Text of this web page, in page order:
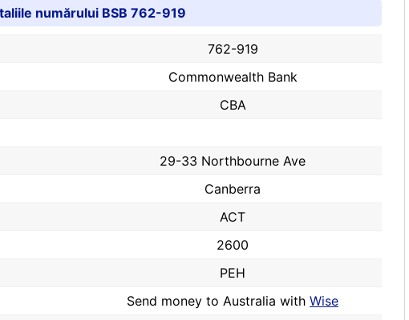
numărului BSB 762-919
762-919
Commonwealth Bank
CBA
29-33 Northbourne Ave
Canberra
ACT
2600
PEH
Send money to Australia with Wise